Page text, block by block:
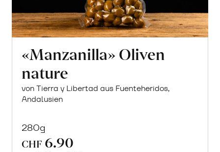
«Manzanilla» Oliven
nature
von Tierra y Libertad aus Fuenteheridos,
Andalusien
280g
CHF 6.90